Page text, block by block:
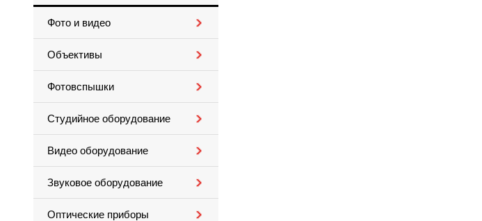
Фото и видео
Объективы
Фотовспышки
Студийное оборудование
Видео оборудование
Звуковое оборудование
Оптические приборы